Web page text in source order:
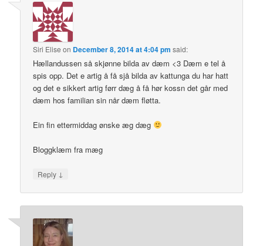
Siri Elise on December 8, 2014 at 4:04 pm said:
Hællandussen så skjønne bilda av dæm <3 Dæm e tel å
spis opp. Det e artig å få sjå bilda av kattunga du har hatt
og det e sikkert artig førr dæg å få hør kossn det går med
dæm hos familian sin når dæm fløtta.
Ein fin ettermiddag ønske æg dæg
Bloggklæm fra mæg
Reply ↓